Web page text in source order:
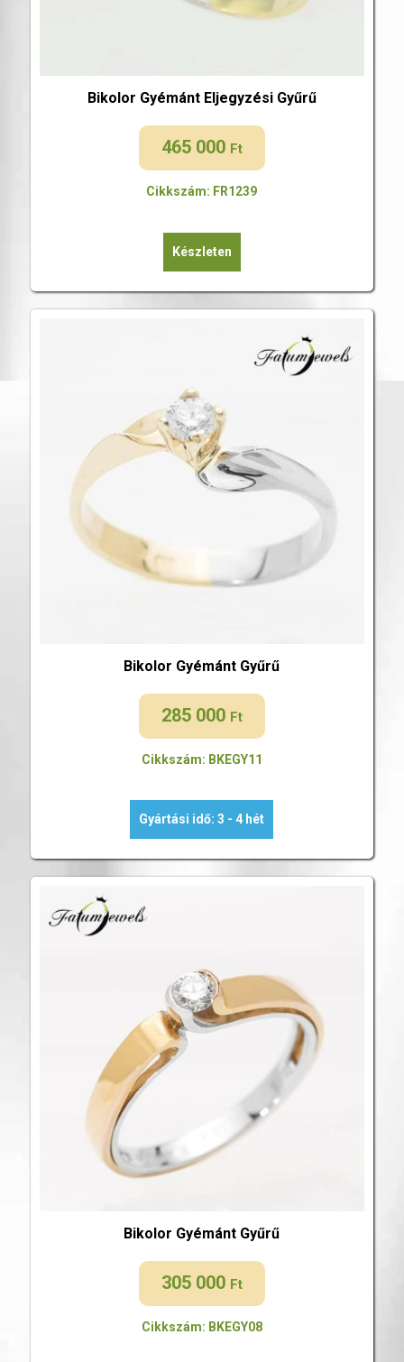
Bikolor Gyémánt Eljegyzési Gyűrű
465 000 Ft
Cikkszám: FR1239
Készleten
Bikolor Gyémánt Gyűrű
285 000 Ft
Cikkszám: BKEGY11
Gyártási idő: 3 - 4 hét
Bikolor Gyémánt Gyűrű
305 000 Ft
Cikkszám: BKEGY08